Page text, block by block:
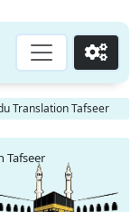
Go
Translation Tafseer
Tafseer